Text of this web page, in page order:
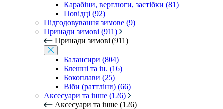
Карабіни, вертлюги, застібки (81)
Повідці (92)
Підгодовування зимове (9)
Принади зимові (911)
Принади зимові (911)
Балансири (804)
Блешні та ін. (16)
Бокоплави (25)
Віби (раттліни) (66)
Аксесуари та інше (126)
Аксесуари та інше (126)